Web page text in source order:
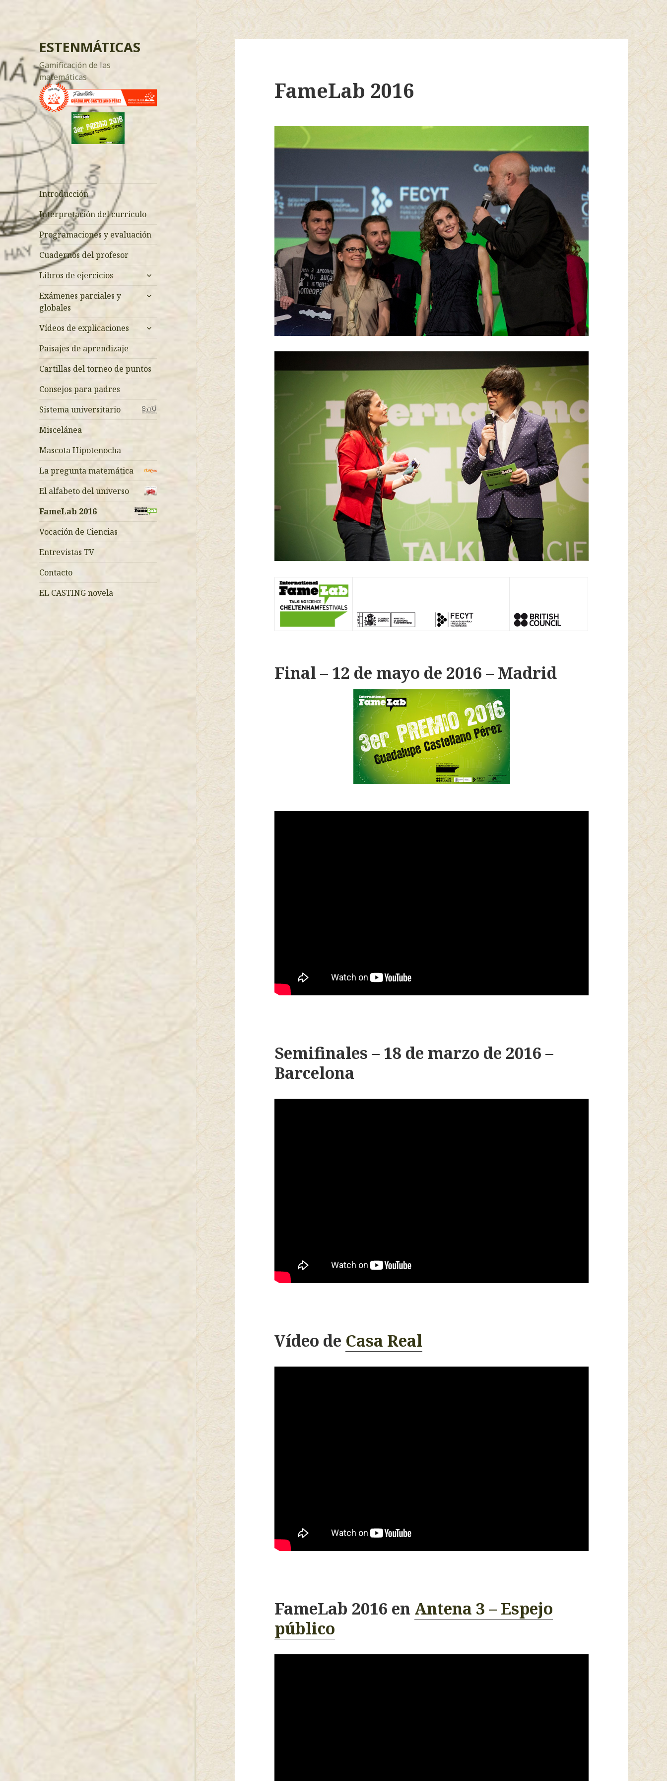
ESTENMÁTICAS
Gamificación de las
matemáticas
Introducción
Interpretación del currículo
Programaciones y evaluación
Cuadernos del profesor
Libros de ejercicios
expande
el
menú
Exámenes parciales y
globales
expande
inferior
Vídeos de explicaciones
expande
inferior
Paisajes de aprendizaje
Cartillas del torneo de puntos
Consejos para padres
Sistema universitario
Miscelánea
Mascota Hipotenocha
La pregunta matemática
El alfabeto del universo
FameLab 2016
Vocación de Ciencias
Entrevistas TV
Contacto
EL CASTING novela
FameLab 2016
Final – 12 de mayo de 2016 – Madrid
Semifinales – 18 de marzo de 2016 –
Barcelona
Vídeo de Casa Real
FameLab 2016 en Antena 3 – Espejo
público